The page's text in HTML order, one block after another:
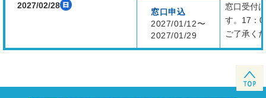
2027/02/28
窓口申込
2027/01/12〜
2027/01/29
窓口受付
す。17：
ご了承く